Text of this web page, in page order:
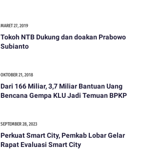
MARET 27, 2019
Tokoh NTB Dukung dan doakan Prabowo
Subianto
OKTOBER 21, 2018
Dari 166 Miliar, 3,7 Miliar Bantuan Uang
Bencana Gempa KLU Jadi Temuan BPKP
SEPTEMBER 28, 2023
Perkuat Smart City, Pemkab Lobar Gelar
Rapat Evaluasi Smart City